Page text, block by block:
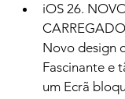
iOS 26.
Novo design
Fascinante e
um Ecrã